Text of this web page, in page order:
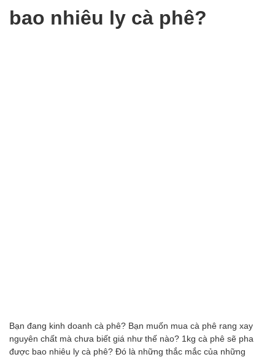
bao nhiêu ly cà phê?
Bạn đang kinh doanh cà phê? Bạn muốn mua cà phê rang xay
nguyên chất mà chưa biết giá như thế nào? 1kg cà phê sẽ pha
được bao nhiêu ly cà phê? Đó là những thắc mắc của những